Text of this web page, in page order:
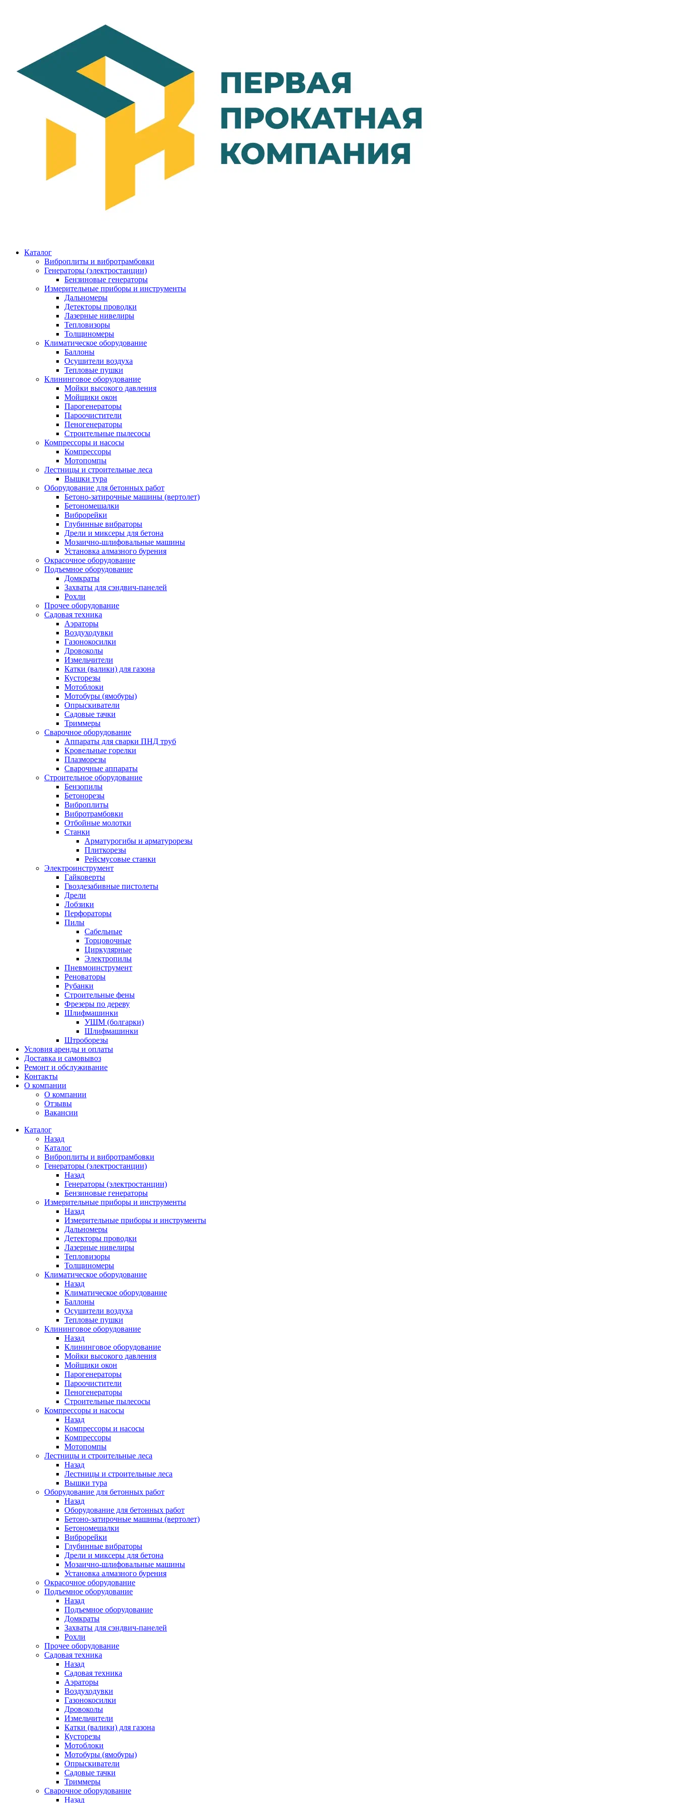
Каталог
Виброплиты и вибротрамбовки
Генераторы (электростанции)
Бензиновые генераторы
Измерительные приборы и инструменты
Дальномеры
Детекторы проводки
Лазерные нивелиры
Тепловизоры
Толщиномеры
Климатическое оборудование
Баллоны
Осушители воздуха
Тепловые пушки
Клининговое оборудование
Мойки высокого давления
Мойщики окон
Парогенераторы
Пароочистители
Пеногенераторы
Строительные пылесосы
Компрессоры и насосы
Компрессоры
Мотопомпы
Лестницы и строительные леса
Вышки тура
Оборудование для бетонных работ
Бетоно-затирочные машины (вертолет)
Бетономешалки
Виброрейки
Глубинные вибраторы
Дрели и миксеры для бетона
Мозаично-шлифовальные машины
Установка алмазного бурения
Окрасочное оборудование
Подъемное оборудование
Домкраты
Захваты для сэндвич-панелей
Рохли
Прочее оборудование
Садовая техника
Аэраторы
Воздуходувки
Газонокосилки
Дровоколы
Измельчители
Катки (валики) для газона
Кусторезы
Мотоблоки
Мотобуры (ямобуры)
Опрыскиватели
Садовые тачки
Триммеры
Сварочное оборудование
Аппараты для сварки ПНД труб
Кровельные горелки
Плазморезы
Сварочные аппараты
Строительное оборудование
Бензопилы
Бетонорезы
Виброплиты
Вибротрамбовки
Отбойные молотки
Станки
Арматурогибы и арматурорезы
Плиткорезы
Рейсмусовые станки
Электроинструмент
Гайковерты
Гвоздезабивные пистолеты
Дрели
Лобзики
Перфораторы
Пилы
Сабельные
Торцовочные
Циркулярные
Электропилы
Пневмоинструмент
Реноваторы
Рубанки
Строительные фены
Фрезеры по дереву
Шлифмашинки
УШМ (болгарки)
Шлифмашинки
Штроборезы
Условия аренды и оплаты
Доставка и самовывоз
Ремонт и обслуживание
Контакты
О компании
О компании
Отзывы
Вакансии
Каталог
Назад
Каталог
Виброплиты и вибротрамбовки
Генераторы (электростанции)
Назад
Генераторы (электростанции)
Бензиновые генераторы
Измерительные приборы и инструменты
Назад
Измерительные приборы и инструменты
Дальномеры
Детекторы проводки
Лазерные нивелиры
Тепловизоры
Толщиномеры
Климатическое оборудование
Назад
Климатическое оборудование
Баллоны
Осушители воздуха
Тепловые пушки
Клининговое оборудование
Назад
Клининговое оборудование
Мойки высокого давления
Мойщики окон
Парогенераторы
Пароочистители
Пеногенераторы
Строительные пылесосы
Компрессоры и насосы
Назад
Компрессоры и насосы
Компрессоры
Мотопомпы
Лестницы и строительные леса
Назад
Лестницы и строительные леса
Вышки тура
Оборудование для бетонных работ
Назад
Оборудование для бетонных работ
Бетоно-затирочные машины (вертолет)
Бетономешалки
Виброрейки
Глубинные вибраторы
Дрели и миксеры для бетона
Мозаично-шлифовальные машины
Установка алмазного бурения
Окрасочное оборудование
Подъемное оборудование
Назад
Подъемное оборудование
Домкраты
Захваты для сэндвич-панелей
Рохли
Прочее оборудование
Садовая техника
Назад
Садовая техника
Аэраторы
Воздуходувки
Газонокосилки
Дровоколы
Измельчители
Катки (валики) для газона
Кусторезы
Мотоблоки
Мотобуры (ямобуры)
Опрыскиватели
Садовые тачки
Триммеры
Сварочное оборудование
Назад